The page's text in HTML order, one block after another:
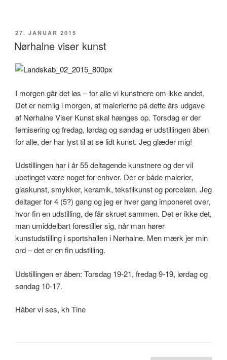
UDGIVET
DEN
27. JANUAR 2015
Nørhalne viser kunst
I morgen går det løs – for alle vi kunstnere om ikke andet.
Det er nemlig i morgen, at malerierne på dette års udgave
af Nørhalne Viser Kunst skal hænges op. Torsdag er der
fernisering og fredag, lørdag og søndag er udstillingen åben
for alle, der har lyst til at se lidt kunst. Jeg glæder mig!
Udstillingen har i år 55 deltagende kunstnere og der vil
ubetinget være noget for enhver. Der er både malerier,
glaskunst, smykker, keramik, tekstilkunst og porcelæn. Jeg
deltager for 4 (5?) gang og jeg er hver gang imponeret over,
hvor fin en udstilling, de får skruet sammen. Det er ikke det,
man umiddelbart forestiller sig, når man hører
kunstudstilling i sportshallen i Nørhalne. Men mærk jer min
ord – det er en fin udstilling.
Udstillingen er åben: Torsdag 19-21, fredag 9-19, lørdag og
søndag 10-17.
Håber vi ses, kh Tine